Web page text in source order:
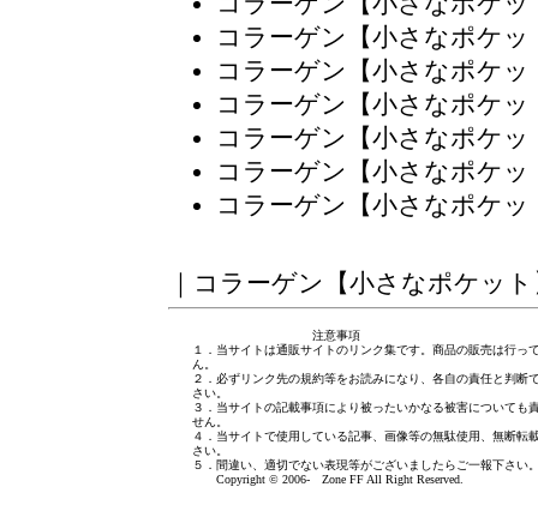
コラーゲン【小さなポケ
コラーゲン【小さなポケ
コラーゲン【小さなポケ
コラーゲン【小さなポケ
コラーゲン【小さなポケ
コラーゲン【小さなポケ
｜ コラーゲン【小さなポケット
注意事項
１．当サイトは通販サイトのリンク集です。商品の販売は行っ
ん。
２．必ずリンク先の規約等をお読みになり、各自の責任と判断
さい。
３．当サイトの記載事項により被ったいかなる被害についても
せん。
４．当サイトで使用している記事、画像等の無駄使用、無断転
さい。
５．間違い、適切でない表現等がございましたら ご一報下さい
Copyright © 2006- Zone FF All Right Reserved.